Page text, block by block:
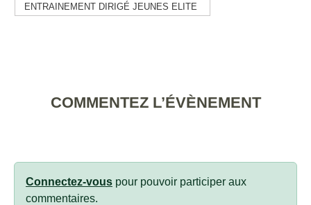
ENTRAINEMENT DIRIGÉ JEUNES ELITE
COMMENTEZ L’ÉVÈNEMENT
Connectez-vous pour pouvoir participer aux
commentaires.